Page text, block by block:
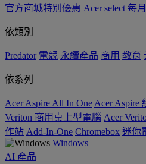
官方商城特別優惠 Acer select 每
依類別
Predator 電競 永續產品 商用 教育
依系列
Acer Aspire All In One Acer Aspire
Veriton 商用桌上型電腦 Acer
作站 Add-In-One Chromebox 迷你
Windows
AI 產品